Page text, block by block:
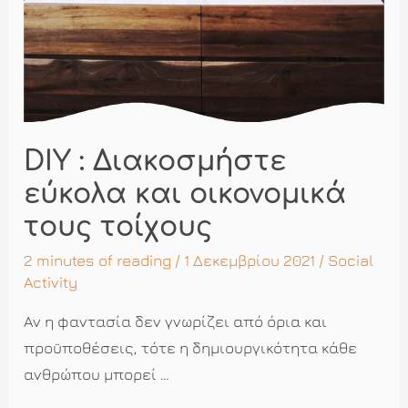
DIY : Διακοσμήστε
εύκολα και οικονομικά
τους τοίχους
2 minutes of reading / 1 Δεκεμβρίου 2021 / Social
Activity
Αν η φαντασία δεν γνωρίζει από όρια και
προϋποθέσεις, τότε η δημιουργικότητα κάθε
ανθρώπου μπορεί …